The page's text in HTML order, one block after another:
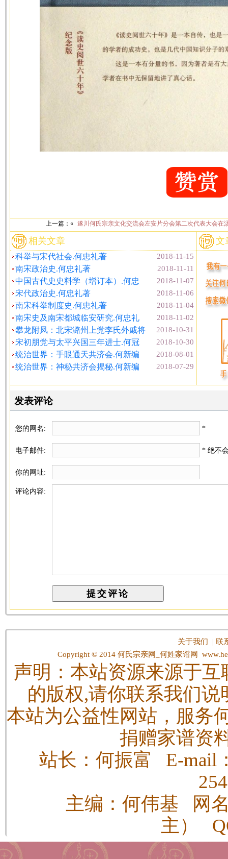
上一篇：« 遂川何氏宗亲文化交流会左安片分会第二次代表大会在
相关文章
2018-11-15
科举与宋代社会.何忠礼著
2018-11-11
南宋政治史.何忠礼著
2018-11-07
中国古代史史料学（增订本）.何忠
2018-11-06
宋代政治史.何忠礼著
2018-11-04
南宋科举制度史.何忠礼著
2018-11-02
南宋史及南宋都城临安研究.何忠礼
2018-10-31
攀龙附凤：北宋潞州上党李氏外戚将
2018-10-30
宋初朋党与太平兴国三年进士.何冠
2018-08-01
统治世界：手眼通天共济会.何新编
2018-07-29
统治世界：神秘共济会揭秘.何新编
文
发表评论
您的网名: *
电子邮件: * 绝不
你的网址:
评论内容:
关于我们 |联
Copyright © 2014 何氏宗亲网_何姓家谱网
声明：本站资源来源于
的版权,请你联系我们
本站为公益性网站，服务
捐赠家谱资
站长：何振富 E-mail
主编：何伟基 网
主）